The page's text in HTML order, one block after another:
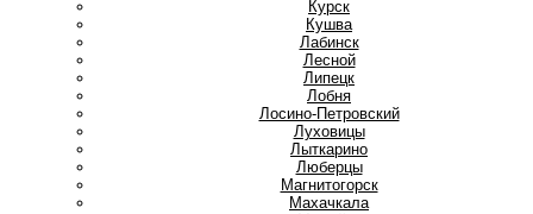
Курск
Кушва
Лабинск
Лесной
Липецк
Лобня
Лосино-Петровский
Луховицы
Лыткарино
Люберцы
Магнитогорск
Махачкала